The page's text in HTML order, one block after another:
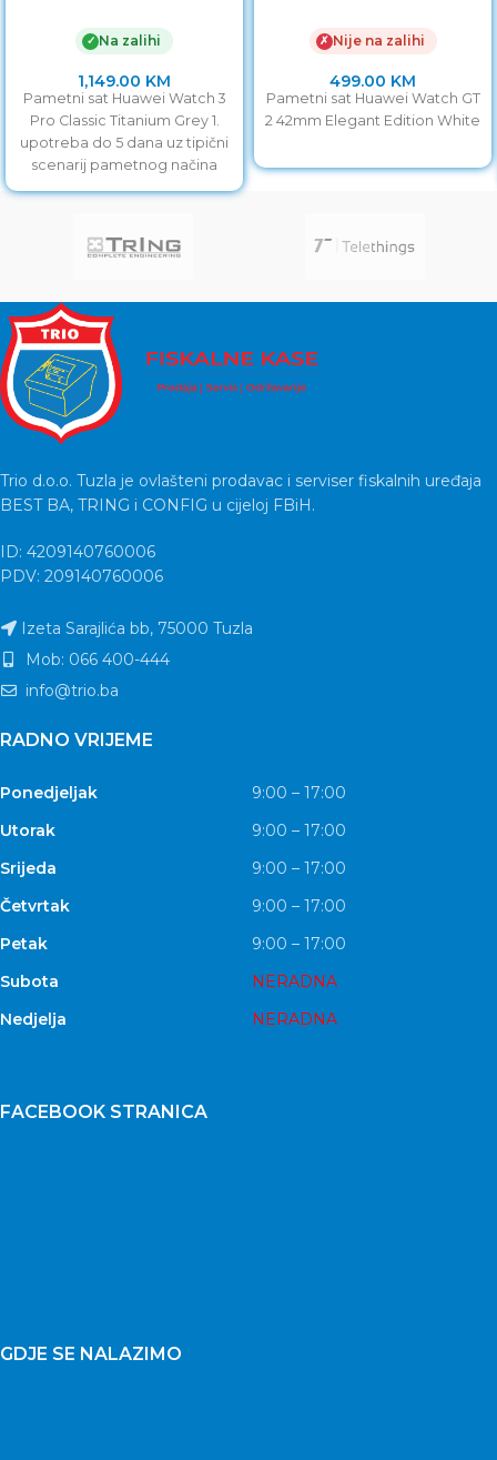
✓ Na zalihi
1,149.00 KM
Pametni sat Huawei Watch 3
Pro Classic Titanium Grey 1.
upotreba do 5 dana uz tipični
scenarij pametnog načina
rada.
✗ Nije na zalihi
499.00 KM
Pametni sat Huawei Watch GT
2 42mm Elegant Edition White
Trio d.o.o. Tuzla je ovlašteni prodavac i serviser fiskalnih uređaja
BEST BA, TRING i CONFIG u cijeloj FBiH.
ID: 4209140760006
PDV: 209140760006
Izeta Sarajlića bb, 75000 Tuzla
Mob: 066 400-444
info@trio.ba
RADNO VRIJEME
Ponedjeljak
9:00 – 17:00
Utorak
9:00 – 17:00
Srijeda
9:00 – 17:00
Četvrtak
9:00 – 17:00
Petak
9:00 – 17:00
Subota
NERADNA
Nedjelja
NERADNA
FACEBOOK STRANICA
GDJE SE NALAZIMO